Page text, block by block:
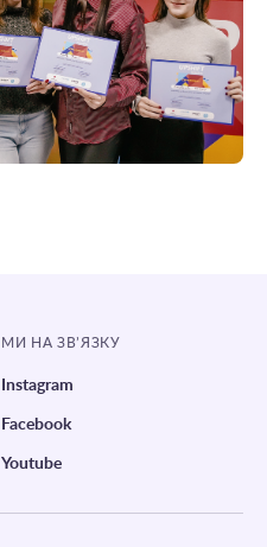
МИ НА ЗВ’ЯЗКУ
Instagram
Facebook
Youtube